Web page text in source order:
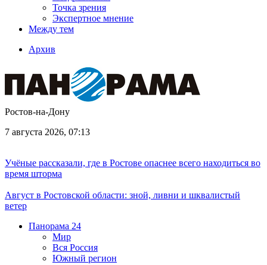
Точка зрения
Экспертное мнение
Между тем
Архив
Ростов-на-Дону
7 августа 2026, 07:13
Учёные рассказали, где в Ростове опаснее всего находиться во
время шторма
Август в Ростовской области: зной, ливни и шквалистый
ветер
Панорама 24
Мир
Вся Россия
Южный регион